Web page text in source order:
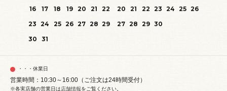
16
17 18 19 20 21
22
23 24 25 26 27 28 29
30
31
20
21 22 23 24 25 26
27 28 29 30
・・・休業日
営業時間：10:30～16:00（ご注文は24時間受付）
※各実店舗の営業日は店舗情報をご覧ください。